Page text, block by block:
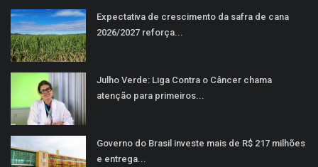
Expectativa de crescimento da safra de cana
2026/2027 reforça...
Julho Verde: Liga Contra o Câncer chama
atenção para primeiros...
Governo do Brasil investe mais de R$ 217 milhões
e entrega...